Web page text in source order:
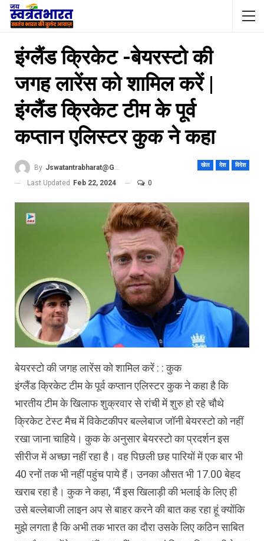
इंग्लैंड क्रिकेट -बेयरस्टो की
जगह लारेंस को शामिल करें |
इंग्लैंड क्रिकेट टीम के पूर्व
कप्तान एलिस्टर कुक ने कहा
खेल देश विदेश
By Jswatantrabharat@gmail.com
Last Updated Feb 22, 2024 0
बेयरस्टो की जगह लारेंस को शामिल करें : : कुक
इंग्लैंड क्रिकेट टीम के पूर्व कप्तान एलिस्टर कुक ने कहा है कि
भारतीय टीम के खिलाफ शुक्रवार से रांची में शुरु हो रहे चौथे
क्रिकेट टेस्ट मैच में विकेटकीपर बल्लेबाज जॉनी बेयरस्टो को नहीं
रखा जाना चाहिये। कुक के अनुसार बेयरस्टो का प्रदर्शन इस
सीरीज में अच्छा नहीं रहा है। वह पिछली छह पारियों में एक बार भी
40 रनों तक भी नहीं पहुंच पाये हैं। उनका औसत भी 17.00 बेहद
खराब रहा है। कुक ने कहा, ‘मैं इस खिलाड़ी की भलाई के लिए ही
उसे बल्लेबाजी लाइन अप से बाहर करने की बात कह रहा हूं क्योंकि
मुझे लगता है कि अभी तक भारत का दौरा उसके लिए कठिन साबित